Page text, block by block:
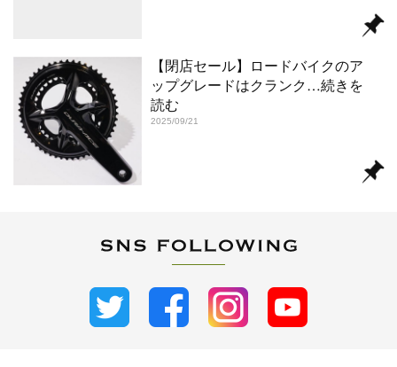
【閉店セール】ロードバイクのア
ップグレードはクランク …続きを
読む
2025/09/21